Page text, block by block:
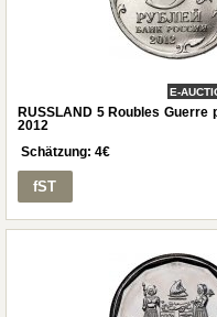
E-
RUSSLAND 5 Roubles
2012
Schätzung: 4€
fST